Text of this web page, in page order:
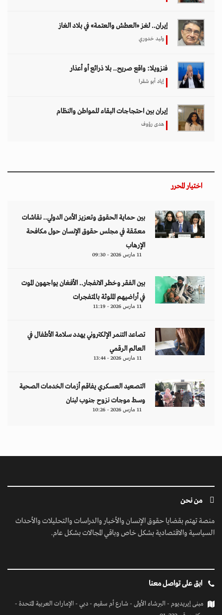
إيران.. لغز «العطش والعتمة» في بلاد الغاز
وليد خدوري
فنزويلا: واقع صريح.. بلا ذرائع أو أعذار
إياد أبو شقرا
إيران بين احتجاجات البقاء للمواطن والنظام
هدى رؤوف
اختيار المحرر
بين حماية الحقوق وتعزيز الأمن الدولي.. نقاشات
معمّقة في مجلس حقوق الإنسان حول مكافحة
الإرهاب
11 مارس 2026 - 09:30
بين الفقر وخطر الانفجار.. الأفغان يواجهون الموت
في أراضيهم الملوثة بالمتفجرات
11 مارس 2026 - 11:19
تصاعد التنمر الإلكتروني يهدد سلامة الأطفال في
العالم الرقمي
11 مارس 2026 - 13:44
التصعيد العسكري يفاقم أزمات الخدمات الصحية
وسط موجات نزوح جنوب لبنان
11 مارس 2026 - 10:26
من نحن
منصة تهتم بقضايا حقوق الإنسان والأخبار والدراسات والتحليلات والأحداث
السياسية والاقتصادية بشكل خاص وباقي المجالات بشكل عام.
ابق على تواصل معنا
مبنى إيريديوم - البرشاء الأولى - شارع أم سقيم - دبي - الإمارات العربية المتحدة -